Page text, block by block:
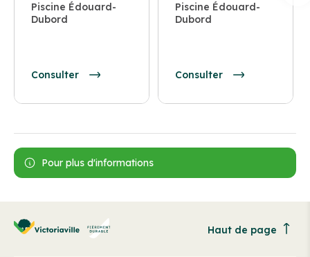
Piscine Édouard-
Dubord
Consulter
Piscine Édouard-
Dubord
Consulter
Pour plus d'informations
Haut de page